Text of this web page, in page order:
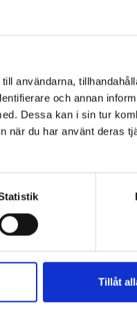
användarna,
och annan
Dessa kan i sin tur
när du har använt deras
Tillåt
Arvio: